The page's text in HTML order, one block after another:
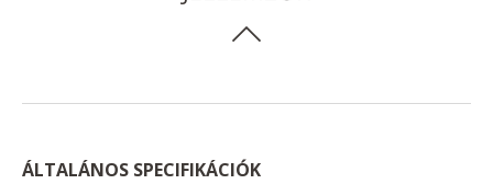
ÁLTALÁNOS SPECIFIKÁCIÓK